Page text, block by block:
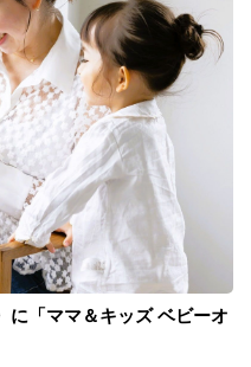
に「ママ＆キッズ ベビーオ